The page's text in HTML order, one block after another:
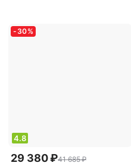
- 30%
4.8
29 380 ₽41 685 ₽